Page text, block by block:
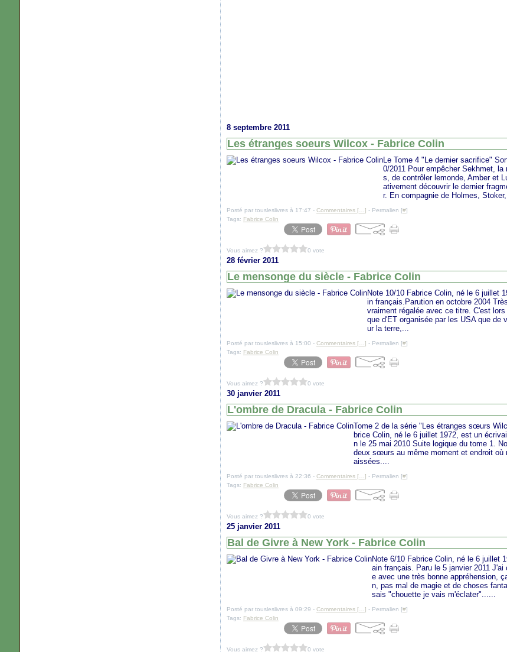
8 septembre 2011
Les étranges soeurs Wilcox - Fabrice Colin
Le Tome 4 "Le dernier sacrifice"
0/2011 Pour empêcher Sekhmet, la
s, de contrôler lemonde, Amber et
ativement découvrir le dernier
r. En compagnie de Holmes,
Posté par tousleslivres à 17:47 - Commentaires [… ] - Permalien [#]
Tags: Fabrice Colin
Vous aimez ? 0 vote
28 février 2011
Le mensonge du siècle - Fabrice Colin
Note 10/10 Fabrice Colin, né le 6 juillet
in français.Parution en octobre 2004
vraiment régalée avec ce titre. C'est
que d'ET organisée par les USA que de
ur la terre,...
Posté par tousleslivres à 15:00 - Commentaires [… ] - Permalien [#]
Tags: Fabrice Colin
Vous aimez ? 0 vote
30 janvier 2011
L'ombre de Dracula - Fabrice Colin
Tome 2 de la série "Les étranges sœurs
brice Colin, né le 6 juillet 1972, est un
n le 25 mai 2010 Suite logique du tome 1.
deux sœurs au même moment et endroit où
aissées....
Posté par tousleslivres à 22:36 - Commentaires [… ] - Permalien [#]
Tags: Fabrice Colin
Vous aimez ? 0 vote
25 janvier 2011
Bal de Givre à New York - Fabrice Colin
Note 6/10 Fabrice Colin, né le 6 juillet
ain français. Paru le 5 janvier 2011
e avec une très bonne appréhension,
n, pas mal de magie et de choses
sais "chouette je vais m'éclater"......
Posté par tousleslivres à 09:29 - Commentaires [… ] - Permalien [#]
Tags: Fabrice Colin
Vous aimez ? 0 vote